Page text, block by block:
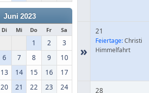
Juni 2023
Di Mi Do Fr Sa
1 2
3
6 7 8 9
10
13 14 15 16
17
20 21 22 23 24
»
21
Feiertage:Christi
Himmelfahrt
28